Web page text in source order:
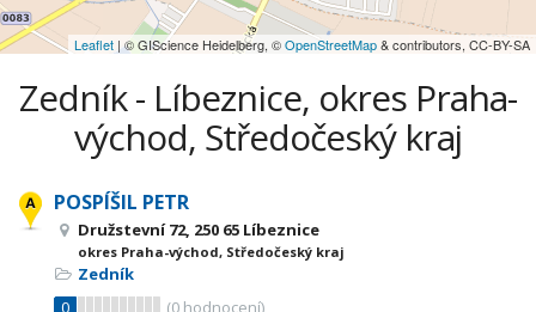
Leaflet | © GIScience Heidelberg, ©OpenStreetMap& contributors, CC-BY-SA
Zedník - Líbeznice, okres Praha-
východ, Středočeský kraj
POSPÍŠIL PETR
Družstevní 72, 250 65 Líbeznice
okres Praha-východ, Středočeský kraj
Zedník
0
(0 hodnocení)